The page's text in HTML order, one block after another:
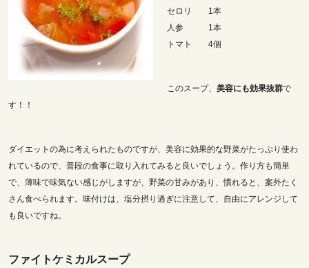
セロリ 1本
人参 1本
トマト 4個
このスープ、 美容にも効果抜群で
す！！
ダイエットの為に考えられたものですが、美容に効果的な野菜がたっぷり使わ
れているので、普段の食事に取り入れてみると良いでしょう。作り方も簡単
で、薄味で味気ない感じがしますが、野菜の甘みがあり、慣れると、案外たく
さん食べられます。味付けは、塩分摂り過ぎに注意して、自由にアレンジして
も良いですね。
ファイトケミカルスープ